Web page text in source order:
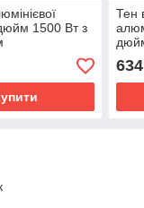
1500 Вт з
Тен
634